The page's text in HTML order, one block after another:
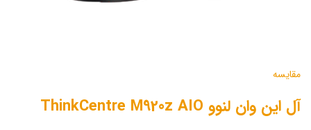
مقایسه
آل این وان لنوو ThinkCentre M920z AIO